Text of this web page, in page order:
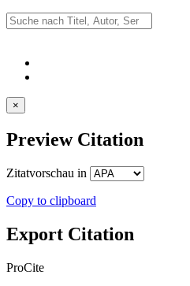
×
Preview Citation
Zitatvorschau in
Copy to clipboard
Export Citation
ProCite